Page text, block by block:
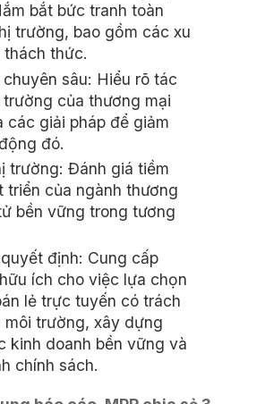
bắt bức tranh toàn
trường, bao gồm các xu
thức.
sâu: Hiểu rõ tác
của thương mại
các giải pháp để giảm
đó.
trường: Đánh giá tiềm
triển của ngành thương
bền vững trong tương
định: Cung cấp
ích cho việc lựa chọn
lẻ trực tuyến có trách
môi trường, xây dựng
kinh doanh bền vững và
chính sách.